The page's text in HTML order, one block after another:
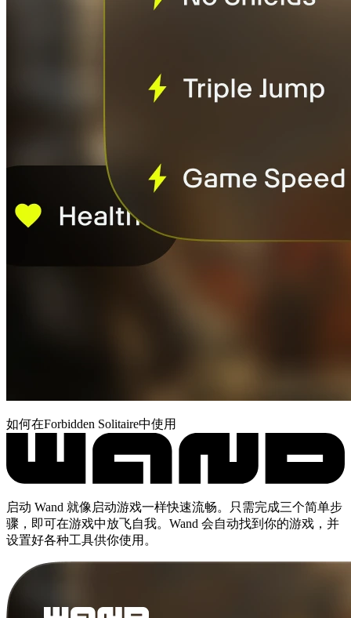
如何在Forbidden Solitaire中使用
启动 Wand 就像启动游戏一样快速流畅。只需完成三个简单步
骤，即可在游戏中放飞自我。Wand 会自动找到你的游戏，并
设置好各种工具供你使用。